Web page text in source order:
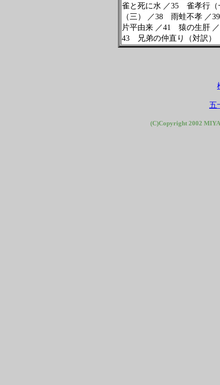
雀と死に水 ／35 雀孝行（
（三）
／38 雨蛙不孝 ／39
片平由来 ／41 猿の生肝 ／
43 兄弟の仲直り（対訳）
五
(C)Copyright 2002